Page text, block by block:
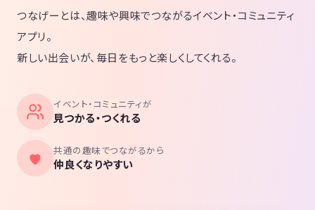
つなげーとは、趣味や興味でつながるイベント・コミュニティ
アプリ。
新しい出会いが、毎日をもっと楽しくしてくれる。
イベント・コミュニティが
見つかる・つくれる
共通の趣味でつながるから
仲良くなりやすい